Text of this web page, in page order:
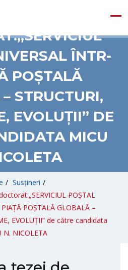
TEZEI DE
ÎNTR-
POȘTALĂ
STRUCTURI,
EVOLUȚII” DE
MICU
/ Susțineri /
POȘTAL
POȘTALĂ GLOBALĂ –
EVOLUȚII” de către candidata
N. NICOLETA